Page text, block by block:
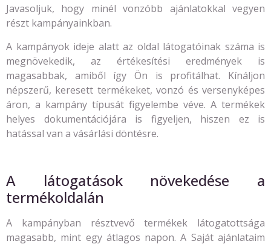
Javasoljuk, hogy minél vonzóbb ajánlatokkal vegyen
részt kampányainkban.
A kampányok ideje alatt az oldal látogatóinak száma is
megnövekedik, az értékesítési eredmények is
magasabbak, amiből így Ön is profitálhat. Kínáljon
népszerű, keresett termékeket, vonzó és versenyképes
áron, a kampány típusát figyelembe véve. A termékek
helyes dokumentációjára is figyeljen, hiszen ez is
hatással van a vásárlási döntésre.
A látogatások növekedése a
termékoldalán
A kampányban résztvevő termékek látogatottsága
magasabb, mint egy átlagos napon. A Saját ajánlataim